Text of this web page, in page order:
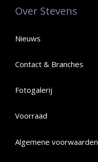
Over Stevens
Nieuws
Contact & Branches
Fotogalerij
Voorraad
Algemene voorwaarden